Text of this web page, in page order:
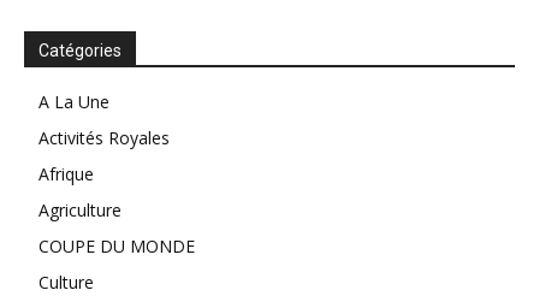
Catégories
A La Une
Activités Royales
Afrique
Agriculture
COUPE DU MONDE
Culture